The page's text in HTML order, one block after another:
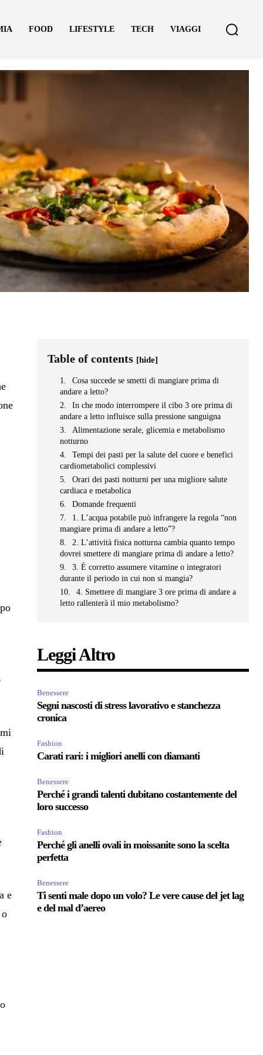
FOOD LIFESTYLE TECH VIAGGI
e
Table of contents [hide]
Cosa succede se smetti di mangiare prima di
andare a letto?
In che modo interrompere il cibo 3 ore prima di
andare a letto influisce sulla pressione sanguigna
Alimentazione serale, glicemia e metabolismo
notturno
Tempi dei pasti per la salute del cuore e benefici
cardiometabolici complessivi
Orari dei pasti notturni per una migliore salute
cardiaca e metabolica
Domande frequenti
1. L’acqua potabile può infrangere la regola “non
mangiare prima di andare a letto”?
2. L’attività fisica notturna cambia quanto tempo
dovrei smettere di mangiare prima di andare a letto?
3. È corretto assumere vitamine o integratori
durante il periodo in cui non si mangia?
4. Smettere di mangiare 3 ore prima di andare a
letto rallenterà il mio metabolismo?
Leggi Altro
Benessere
Segni nascosti di stress lavorativo e stanchezza
cronica
Fashion
Carati rari: i migliori anelli con diamanti
Benessere
Perché i grandi talenti dubitano costantemente del
loro successo
Fashion
Perché gli anelli ovali in moissanite sono la scelta
perfetta
Benessere
Ti senti male dopo un volo? Le vere cause del jet lag
e del mal d’aereo